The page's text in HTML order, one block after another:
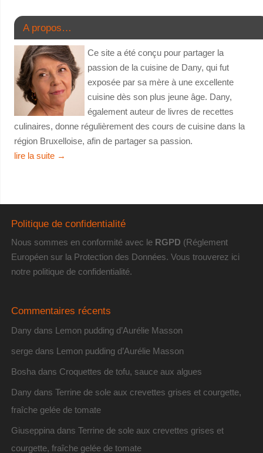
A propos…
Ce site a été conçu pour partager la
passion de la cuisine de Dany, qui fut
exposée par sa mère à une excellente
cuisine dès son plus jeune âge. Dany,
également auteur de livres de recettes
culinaires, donne régulièrement des cours de cuisine dans la
région Bruxelloise, afin de partager sa passion.
lire la suite →
Politique de confidentialité
Nous sommes en conformité avec le RGPD (Réglement
Européen sur la Protection des Données. Vous trouverez ici
notre politique de confidentialité.
Commentaires récents
Dany dans Lemon pudding d’Aurélie Masson
sergedans Lemon pudding d’Aurélie Masson
Bosha dans Croquettes de tofu, sauce aux algues
Dany dans Terrine de sole aux crevettes grises et courgette,
fraîche gelée de tomate
Giuseppina dans Terrine de sole aux crevettes grises et
courgette, fraîche gelée de tomate